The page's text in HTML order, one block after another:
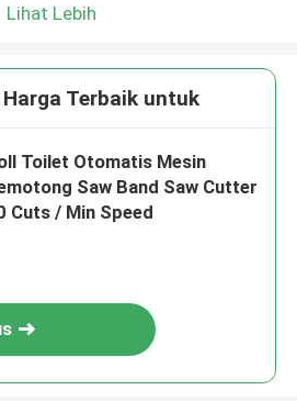
Lihat Lebih
Terbaik untuk
Toilet Otomatis Mesin
Saw Band Saw Cutter
Cuts / Min Speed